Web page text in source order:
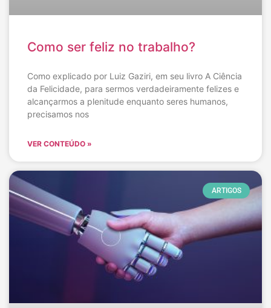
Como ser feliz no trabalho?
Como explicado por Luiz Gaziri, em seu livro A Ciência
da Felicidade, para sermos verdadeiramente felizes e
alcançarmos a plenitude enquanto seres humanos,
precisamos nos
VER CONTEÚDO »
ARTIGOS